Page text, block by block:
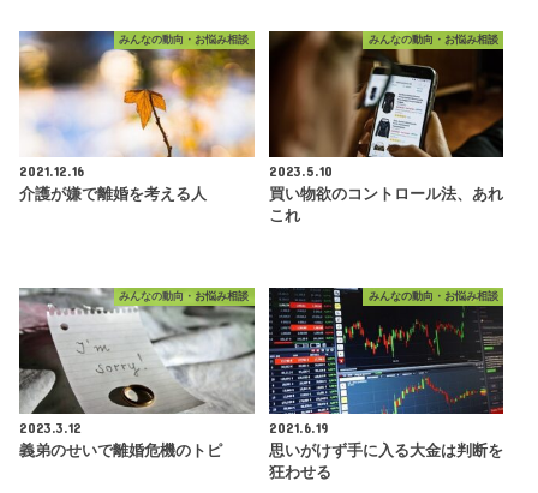
みんなの動向・お悩み相談
2021.12.16
介護が嫌で離婚を考える人
みんなの動向・お悩み相談
2023.5.10
買い物欲のコントロール法、あれ
これ
みんなの動向・お悩み相談
2023.3.12
義弟のせいで離婚危機のトピ
みんなの動向・お悩み相談
2021.6.19
思いがけず手に入る大金は判断を
狂わせる